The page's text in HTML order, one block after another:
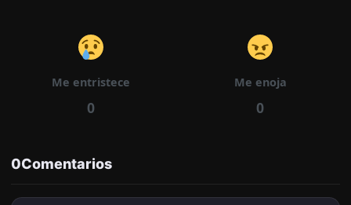
Me entristece
0
Me enoja
0
0Comentarios